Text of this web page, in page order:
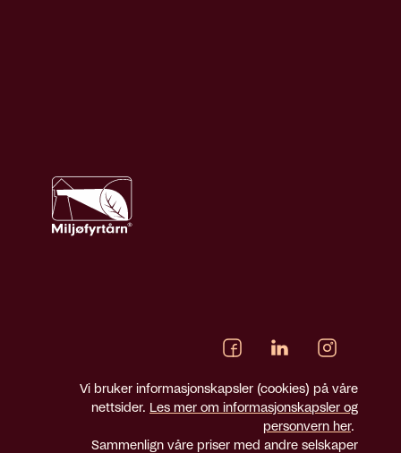
Vi bruker informasjonskapsler (cookies) på våre
nettsider. Les mer om informasjonskapsler og
personvern her.
Sammenlign våre priser med andre selskaper